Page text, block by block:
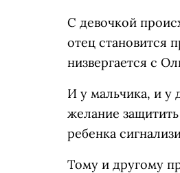
С девочкой
отец становится
низвергается с
И у мальчика, и у
желание
ребенка
Тому и другому